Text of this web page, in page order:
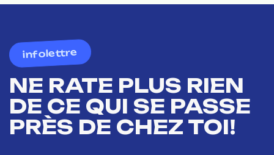
infolettre
NE RATE PLUS RIEN
DE CE QUI SE PASSE
PRÈS DE CHEZ TOI!